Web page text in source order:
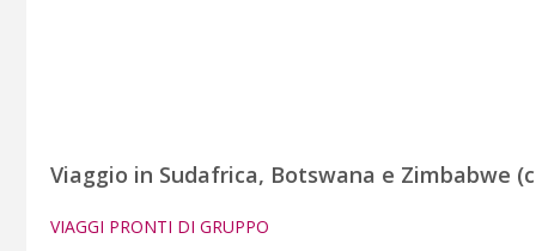
Viaggio in Sudafrica, Botswana e Zimbabwe
VIAGGI PRONTI DI GRUPPO